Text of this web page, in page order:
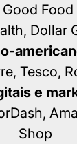
Dollar
Tesco,
e
Shop